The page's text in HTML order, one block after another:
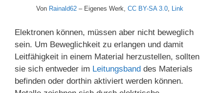
Von Rainald62– Eigenes Werk CC BY-SA 3.0, Link
Elektronen können, müssen aber nicht beweglich
sein. Um Beweglichkeit zu erlangen und damit
Leitfähigkeit in einem Material herzustellen, sollten
sie sich entweder im Leitungsband des Materials
befinden oder dorthin aktiviert werden können.